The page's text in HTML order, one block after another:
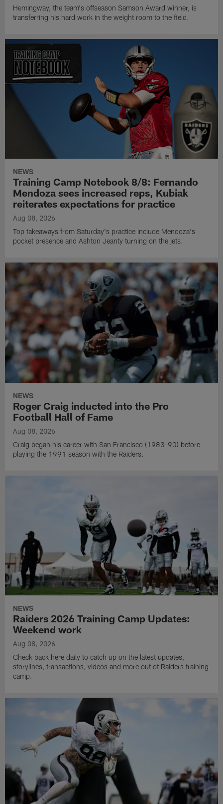
Hemingway, the team's offseason Samson Award winner, is
transferring his hard work in the weight room to the field.
NEWS
Training Camp Notebook 8/8: Fernando
Mendoza sees increased reps, Kubiak
reiterates expectations for practice
Aug 08, 2026
Top takeaways from Saturday's practice include Mendoza's
pocket presence and Ashton Jeanty turning on the jets.
NEWS
Roger Craig inducted into the Pro
Football Hall of Fame
Aug 08, 2026
Craig began his career with San Francisco (1983-90) before
playing the 1991 season with the Raiders.
NEWS
Raiders 2026 Training Camp Updates:
Weekend work
Aug 08, 2026
Check back here daily to catch up on the latest updates,
storylines, transactions, videos and more out of Raiders training
camp.